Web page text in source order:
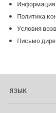
Информация
Политика
Условия
Письмо
ЯЗЫК